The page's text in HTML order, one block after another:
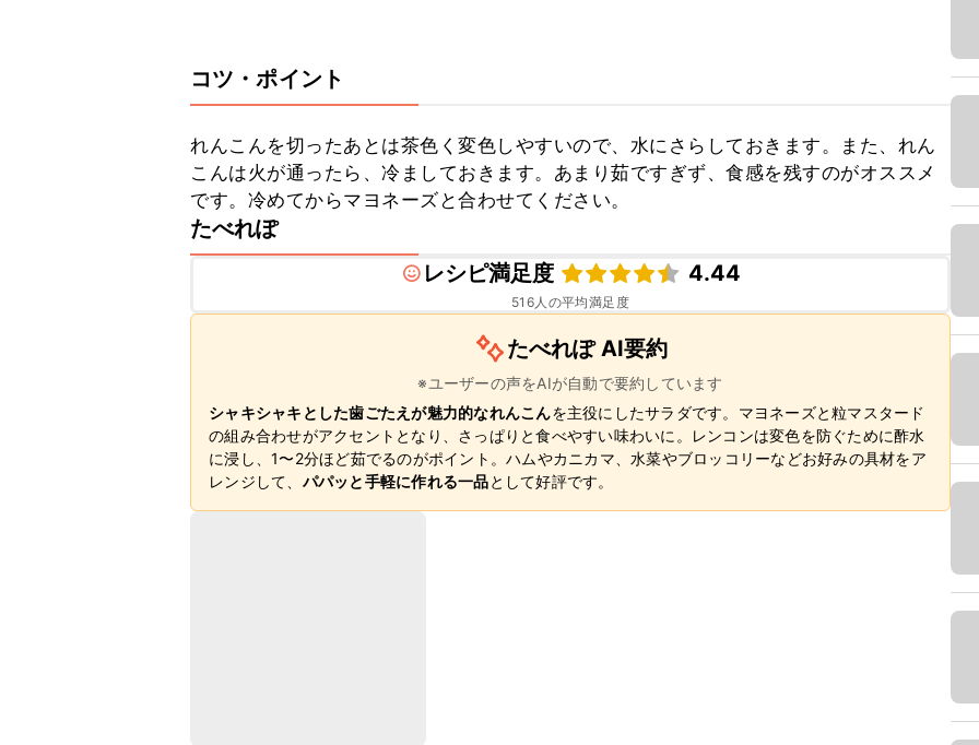
コツ・ポイント
れんこんを切ったあとは茶色く変色しやすいので、水にさらしておきます。また、れん
こんは火が通ったら、冷ましておきます。あまり茹ですぎず、食感を残すのがオススメ
です。冷めてからマヨネーズと合わせてください。
たべれぽ
レシピ満足度
4.44
516人の平均満足度
たべれぽ AI要約
※ユーザーの声をAIが自動で要約しています
シャキシャキとした歯ごたえが魅力的なれんこんを主役にしたサラダです。マヨネーズと粒マスタード
の組み合わせがアクセントとなり、さっぱりと食べやすい味わいに。レンコンは変色を防ぐために酢水
に浸し、1〜2分ほど茹でるのがポイント。ハムやカニカマ、水菜やブロッコリーなどお好みの具材をア
レンジして、 パパッと手軽に作れる一品として好評です。